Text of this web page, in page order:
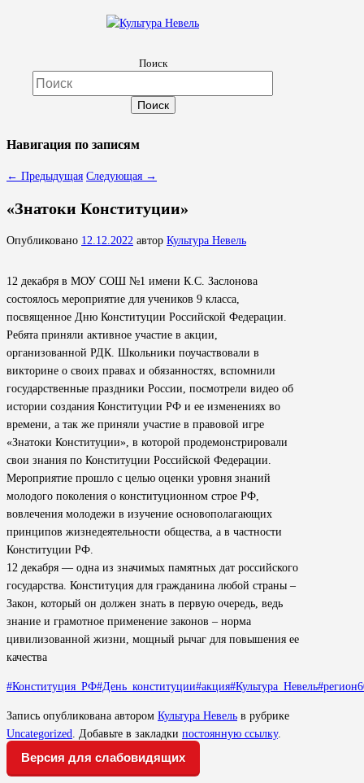
Культура Невель
МБУК Невельского района "Культура и досуг"
Поиск
Навигация по записям
← Предыдущая Следующая →
«Знатоки Конституции»
Опубликовано 12.12.2022 автор Культура Невель
12 декабря в МОУ СОШ №1 имени К.С. Заслонова
состоялось мероприятие для учеников 9 класса,
посвященное Дню Конституции Российской Федерации.
Ребята приняли активное участие в акции,
организованной РДК. Школьники поучаствовали в
викторине о своих правах и обязанностях, вспомнили
государственные праздники России, посмотрели видео об
истории создания Конституции РФ и ее изменениях во
времени, а так же приняли участие в правовой игре
«Знатоки Конституции», в которой продемонстрировали
свои знания по Конституции Российской Федерации.
Мероприятие прошло с целью оценки уровня знаний
молодого поколения о конституционном строе РФ,
вовлечения молодежи в изучение основополагающих
принципов жизнедеятельности общества, а в частности
Конституции РФ.
12 декабря — одна из значимых памятных дат российского
государства. Конституция для гражданина любой страны –
Закон, который он должен знать в первую очередь, ведь
знание и грамотное применение законов – норма
цивилизованной жизни, мощный рычаг для повышения ее
качества
#Конституция_РФ#День_конституции#акция#Культура_Невель
Запись опубликована автором Культура Невель в рубрике
Uncategorized
. Добавьте в закладки постоянную ссылку.
Версия для слабовидящих